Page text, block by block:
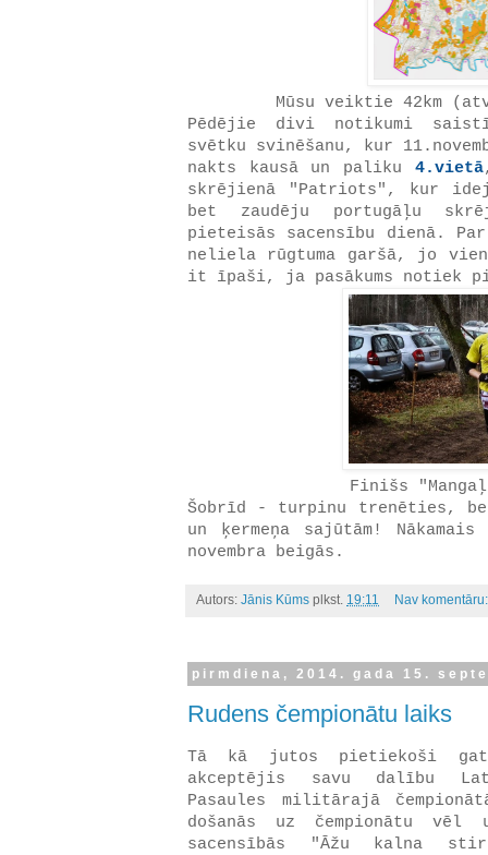
Mūsu veiktie 42km
Pēdējie divi notikumi
svētku svinēšanu, kur
nakts kausā un paliku 4.vietā
skrējienā "Patriots", kur
bet zaudēju portugāļu
pieteisās sacensību dienā.
neliela rūgtuma garšā, jo
it īpaši, ja pasākums notiek
Finišs
Šobrīd - turpinu trenēties,
un ķermeņa sajūtām!
novembra beigās.
Autors: Jānis Kūms plkst. 19:11 Nav
pirmdiena, 2014. gada 15.
Rudens čempionātu laiks
Tā kā jutos pietiekoši
akceptējis savu dalību
Pasaules militārajā
došanās uz čempionātu vēl
sacensībās "Āžu kalna